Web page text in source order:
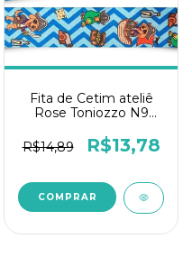
Fita de Cetim ateliê
Rose Toniozzo N9
Chevron
R$14,89 R$13,78